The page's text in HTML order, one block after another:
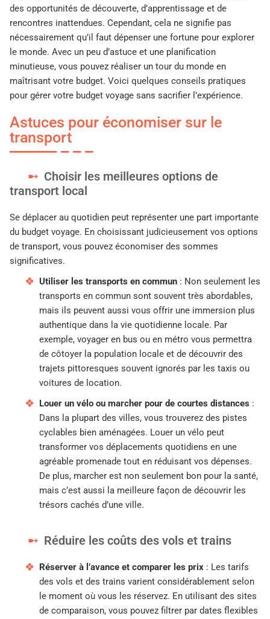
des opportunités de découverte, d’apprentissage et de
rencontres inattendues. Cependant, cela ne signifie pas
nécessairement qu’il faut dépenser une fortune pour explorer
le monde. Avec un peu d’astuce et une planification
minutieuse, vous pouvez réaliser un tour du monde en
maîtrisant votre budget. Voici quelques conseils pratiques
pour gérer votre budget voyage sans sacrifier l’expérience.
Astuces pour économiser sur le
transport
Choisir les meilleures options de
transport local
Se déplacer au quotidien peut représenter une part importante
du budget voyage. En choisissant judicieusement vos options
de transport, vous pouvez économiser des sommes
significatives.
Utiliser les transports en commun : Non seulement les
transports en commun sont souvent très abordables,
mais ils peuvent aussi vous offrir une immersion plus
authentique dans la vie quotidienne locale. Par
exemple, voyager en bus ou en métro vous permettra
de côtoyer la population locale et de découvrir des
trajets pittoresques souvent ignorés par les taxis ou
voitures de location.
Louer un vélo ou marcher pour de courtes distances :
Dans la plupart des villes, vous trouverez des pistes
cyclables bien aménagées. Louer un vélo peut
transformer vos déplacements quotidiens en une
agréable promenade tout en réduisant vos dépenses.
De plus, marcher est non seulement bon pour la santé,
mais c’est aussi la meilleure façon de découvrir les
trésors cachés d’une ville.
Réduire les coûts des vols et trains
Réserver à l’avance et comparer les prix : Les tarifs
des vols et des trains varient considérablement selon
le moment où vous les réservez. En utilisant des sites
de comparaison, vous pouvez filtrer par dates flexibles